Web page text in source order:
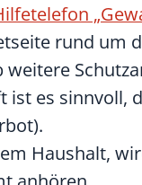
rund um
weitere
ist es sinnvoll,
Haushalt,